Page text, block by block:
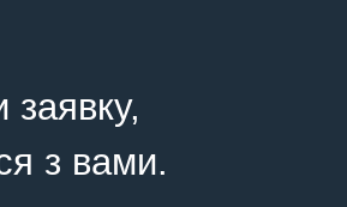
з вами.